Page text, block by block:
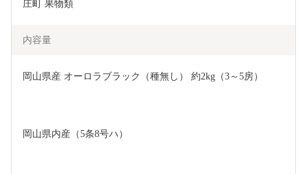
庄町 果物類
内容量
岡山県産 オーロラブラック（種無し） 約2kg（3～5房）
岡山県内産（5条8号ハ）